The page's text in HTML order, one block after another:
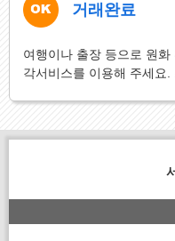
거래완료
여행이나 출장 등으로 원
각서비스를 이용해 주세요